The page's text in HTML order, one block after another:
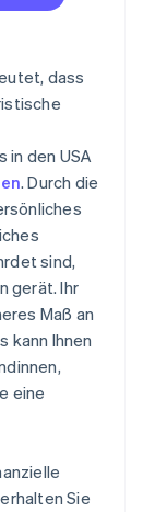
der EIN-
Mittel
von
dass
in den USA
. Durch die
sind,
gerät. Ihr
Maß an
kann Ihnen
eine
Sie